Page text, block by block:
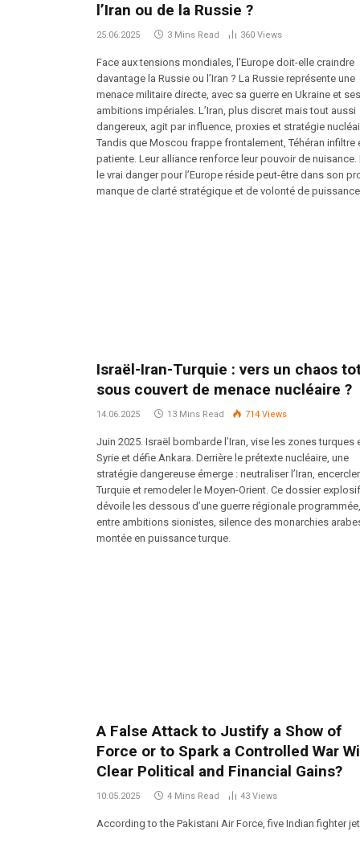
l’Iran ou de la Russie ?
25.06.2025 3 Mins Read 360 Views
Face aux tensions mondiales, l’Europe doit-elle craindre
davantage la Russie ou l’Iran ? La Russie représente une
menace militaire directe, avec sa guerre en Ukraine et ses
ambitions impériales. L’Iran, plus discret mais tout aussi
dangereux, agit par influence, proxies et stratégie
Tandis que Moscou frappe frontalement, Téhéran infiltre
patiente. Leur alliance renforce leur pouvoir de nuisance.
le vrai danger pour l’Europe réside peut-être dans son
manque de clarté stratégique et de volonté de
Israël-Iran-Turquie : vers un chaos
sous couvert de menace nucléaire ?
14.06.2025 13 Mins Read 714 Views
Juin 2025. Israël bombarde l’Iran, vise les zones turques
Syrie et défie Ankara. Derrière le prétexte nucléaire, une
stratégie dangereuse émerge : neutraliser l’Iran,
Turquie et remodeler le Moyen-Orient. Ce dossier explosif
dévoile les dessous d’une guerre régionale programmée,
entre ambitions sionistes, silence des monarchies
montée en puissance turque.
A False Attack to Justify a Show of
Force or to Spark a Controlled War
Clear Political and Financial Gains?
10.05.2025 4 Mins Read 43 Views
According to the Pakistani Air Force, five Indian fighter